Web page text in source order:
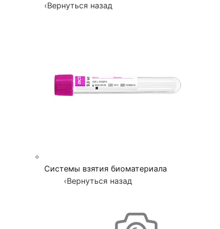
‹Вернуться назад
Системы взятия биоматериала
‹Вернуться назад